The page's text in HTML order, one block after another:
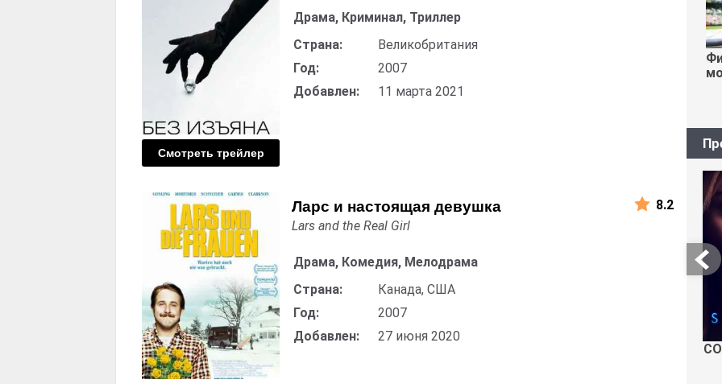
Смотреть трейлер
Драма, Криминал, Триллер
Страна:
Великобритания
Год:
2007
Добавлен:
11 марта 2021
Ларс и настоящая девушка
Lars and the Real Girl
Драма, Комедия, Мелодрама
Страна:
Канада, США
Год:
2007
Добавлен:
27 июня 2020
8.2